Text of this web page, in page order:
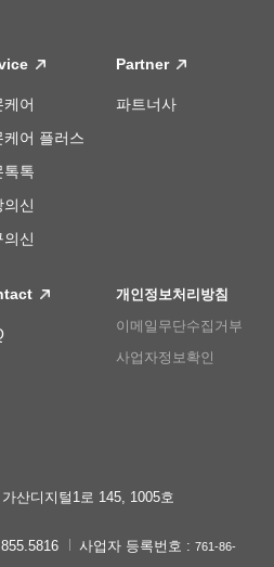
케어
케어 플러스
톡톡
의신
의신
Partner
파트너사
개인정보처리방침
이메일무단수집거부
사업자정보확인
산디지털1로 145, 1005호
사업자 등록번호 : 761-86-